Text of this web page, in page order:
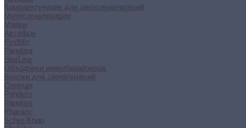
Комплектующие для автосигнализаций
Мотосигнализации
Маяки
Автофон
FindMe
Pandora
StarLine
Обходчики иммобилайзеров
Брелки для сигнализаций
Cenmax
Pandect
Pandora
Pharaon
Scher-Khan